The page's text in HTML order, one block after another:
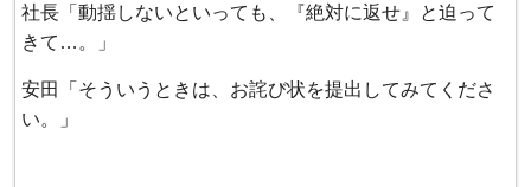
社長「動揺しないといっても、『絶対に返せ』と迫って
きて…。」
安田「そういうときは、お詫び状を提出してみてくださ
い。」